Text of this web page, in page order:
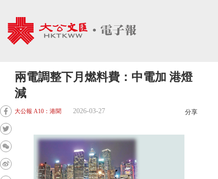
兩電調整下月燃料費：中電加 港燈
減
大公報 A10：港聞 2026-03-27 分享